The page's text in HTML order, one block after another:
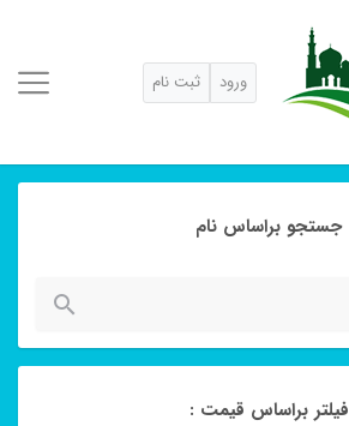
ورود ثبت نام
جستجو براساس نام
فیلتر براساس قیمت :